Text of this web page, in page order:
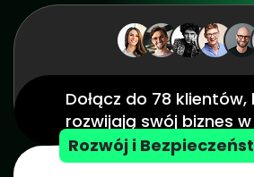
Dołącz do 78
rozwijają swój biznes
Rozwój i